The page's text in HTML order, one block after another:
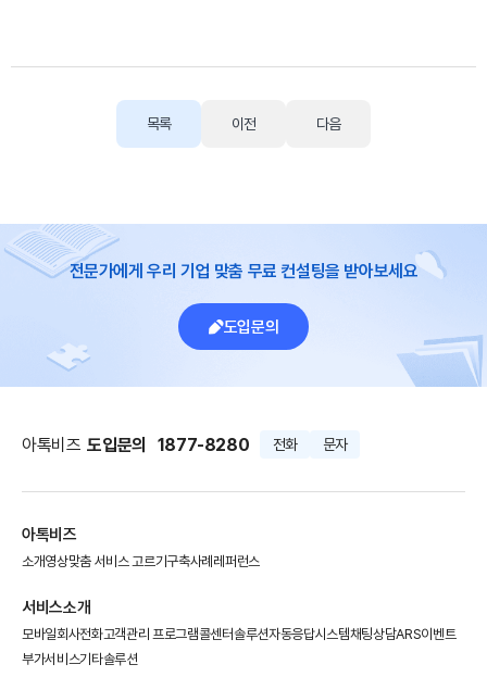
목록 이전 다음
전문가에게 우리 기업 맞춤 무료 컨설팅을 받아보세요
도입문의
아톡비즈 도입문의 1877-8280 전화 문자
아톡비즈
소개영상맞춤 서비스 고르기구축사례 레퍼런스
서비스소개
모바일회사전화고객관리 프로그램콜센터솔루션자동응답시스템채팅상담ARS이벤트
부가서비스기타솔루션